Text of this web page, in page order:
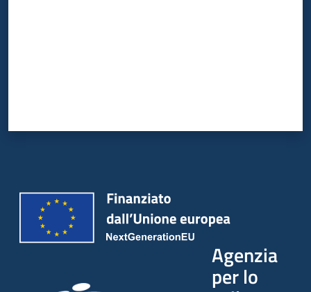
Agenzia
per lo